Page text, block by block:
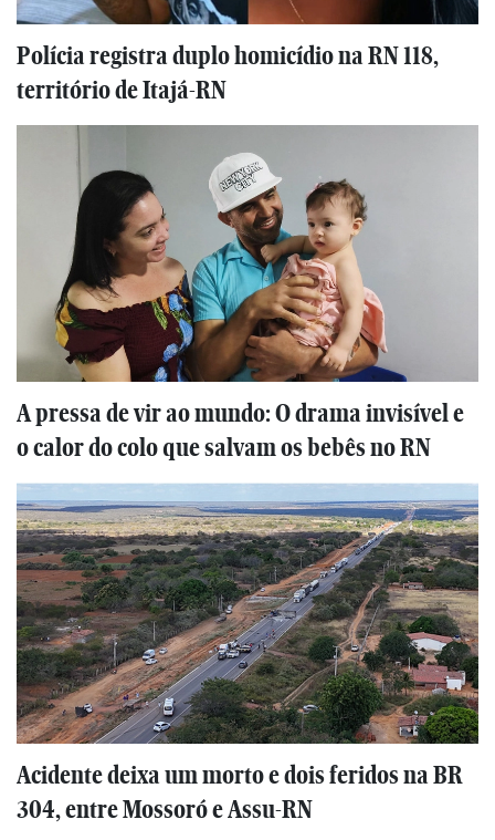
Polícia registra duplo homicídio na RN 118,
território de Itajá-RN
A pressa de vir ao mundo: O drama invisível e
o calor do colo que salvam os bebês no RN
Acidente deixa um morto e dois feridos na BR
304, entre Mossoró e Assu-RN